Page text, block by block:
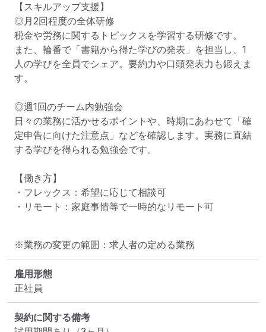
【スキルアップ支援】
◎月2回程度の全体研修
税金や労務に関するトピックスを学習する研修です。
また、輪番で「書籍から得た学びの発表」を担当し、1
人の学びを全員でシェア。要約力や口頭発表力も鍛えま
す。
◎週1回のチーム内勉強会
日々の業務に活かせるポイントや、時期にあわせて「確
定申告に向けた注意点」などを確認します。実務に直結
する学びを得られる勉強会です。
【働き方】
・フレックス：希望に応じて相談可
・リモート：家庭事情等で一時的なリモート可
※業務の変更の範囲：求人者の定める業務
雇用形態
正社員
契約に関する備考